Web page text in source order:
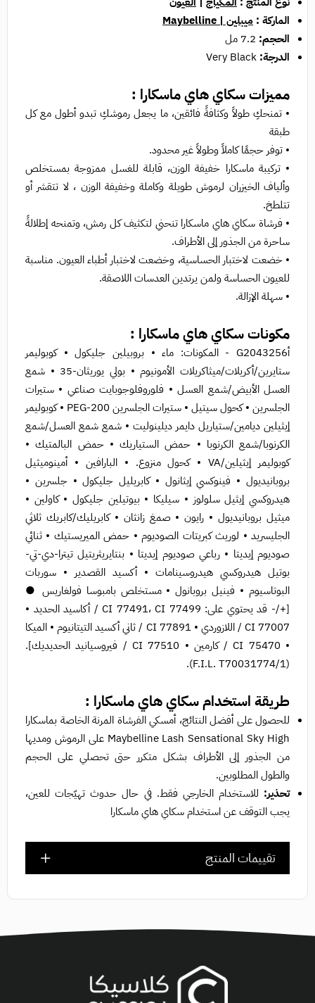
الماركة : ميبلين | Maybelline
الحجم: 7.2 مل
الدرجة:
مميزات سكاي هاي ماسكارا :
• تمنحكِ طولاً وكثافةً فائقين، ما يجعل رموشكِ تبدو أطول مع كل
طبقة
• توفر حجمًا كاملاً وطولاً غير محدود.
• تركيبة ماسكارا خفيفة الوزن، قابلة للغسل ممزوجة بمستخلص
وألياف الخيزران لرموش طويلة وكاملة وخفيفة الوزن ، لا تتقشر أو
تتلطخ.
• فرشاة سكاي هاي ماسكارا تنحني لتكثيف كل رمش، وتمنحه إطلالةً
ساحرة من الجذور إلى الأطراف.
• خضعت لاختبار الحساسية، وخضعت لاختبار أطباء العيون. مناسبة
للعيون الحساسة ولمن يرتدين العدسات اللاصقة.
• سهلة الإزالة.
مكونات سكاي هاي ماسكارا :
أG2043256 - المكونات: ماء • بروبيلين جليكول • كوبوليمر
ستايرين/أكريلات/ميثاكريلات الأمونيوم • بولي يوريثان-35 • شمع
العسل الأبيض/شمع العسل • فلوروفلوجوبايت صناعي • ستيرات
الجلسرين • كحول سيتيل • ستيرات الجلسرين PEG-200 • كوبوليمر
إيثيلين ديامين/ستياريل دايمر ديلينوليت • شمع شمع العسل/شمع
الكرنوبا/شمع الكرنوبا • حمض الستياريك • حمض البالمتيك •
كوبوليمر إيثيلين/VA • كحول منزوع. • البارافين • أمينوميثيل
بروبانيديول • فينوكسي إيثانول • كابريليل جليكول • جلسرين •
هيدروكسي إيثيل سلولوز • سيليكا • بيوتيلين جليكول • كاولين •
ميثيل بروبانيديول • رايون • صمغ زانثان • كابريليك/كابريك ثلاثي
الجليسريد • لوريث كبريتات الصوديوم • حمض الميريستيك • ثنائي
صوديوم إيديتا • رباعي صوديوم إيديتا • بنتايريثريتيل تيترا-دي-تي-
بوتيل هيدروكسي هيدروسينامات • أكسيد القصدير • سوربات
البوتاسيوم • فينيل بروبانول • مستخلص بامبوسا فولغاريس ●
[+/- قد يحتوي على: CI 77491، CI 77499 / أكاسيد الحديد •
CI 77007 / اللازوردي • CI 77891 / ثاني أكسيد التيتانيوم • الميكا
• CI 75470 / كارمين • CI 77510 / فيروسيانيد الحديديك].
(F.I.L. T70031774/1).
طريقة استخدام سكاي هاي ماسكارا :
للحصول على أفضل النتائج، أمسكي الفرشاة المرنة الخاصة بماسكارا
Maybelline Lash Sensational Sky High على الرموش ومديها
من الجذور إلى الأطراف بشكل متكرر حتى تحصلي على الحجم
والطول المطلوبين.
تحذير: للاستخدام الخارجي فقط. في حال حدوث تهيّجات للعين،
يجب التوقف عن استخدام سكاي هاي ماسكارا
تقييمات المنتج